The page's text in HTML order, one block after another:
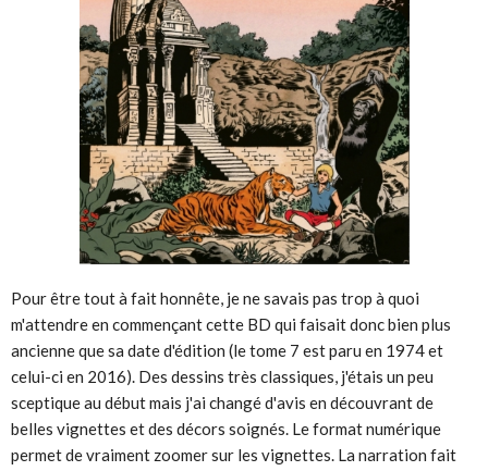
Pour être tout à fait honnête, je ne savais pas trop à quoi
m'attendre en commençant cette BD qui faisait donc bien plus
ancienne que sa date d'édition (le tome 7 est paru en 1974 et
celui-ci en 2016). Des dessins très classiques, j'étais un peu
sceptique au début mais j'ai changé d'avis en découvrant de
belles vignettes et des décors soignés. Le format numérique
permet de vraiment zoomer sur les vignettes. La narration fait